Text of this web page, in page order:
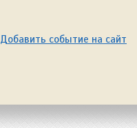
Добавить событие на сайт